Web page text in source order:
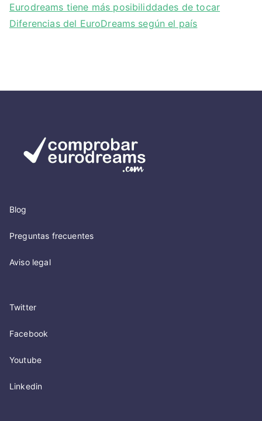
Eurodreams tiene más posibiliddades de tocar
Diferencias del EuroDreams según el país
Blog
Preguntas frecuentes
Aviso legal
Twitter
Facebook
Youtube
Linkedin